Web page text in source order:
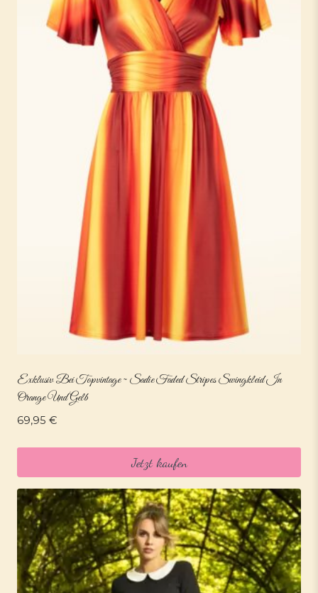
Exklusiv Bei Topvintage ~ Sadie Faded Stripes Swingkleid In
Orange Und Gelb
69,95 €
Jetzt kaufen